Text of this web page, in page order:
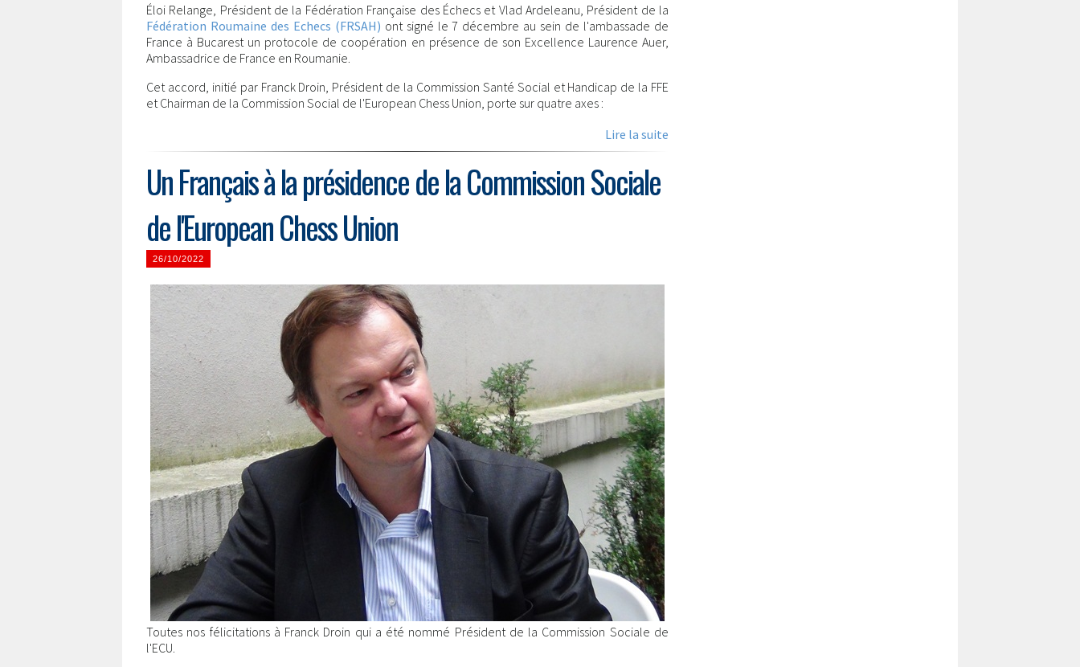
Éloi Relange, Président de la Fédération Française des Échecs et Vlad Ardeleanu, Président de la
Fédération Roumaine des Echecs (FRSAH) ont signé le 7 décembre au sein de l'ambassade de
France à Bucarest un protocole de coopération en présence de son Excellence Laurence Auer,
Ambassadrice de France en Roumanie.
Cet accord, initié par Franck Droin, Président de la Commission Santé Social et Handicap de la FFE
et Chairman de la Commission Social de l'European Chess Union, porte sur quatre axes :
Lire la suite
Un Français à la présidence de la Commission Sociale
de l'European Chess Union
26/10/2022
Toutes nos félicitations à Franck Droin qui a été nommé Président de la Commission Sociale de
l'ECU.